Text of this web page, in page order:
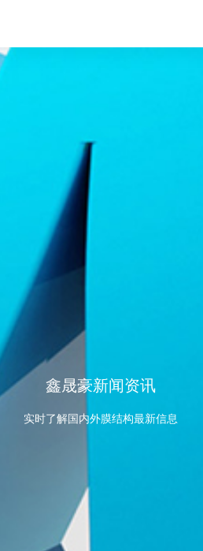
鑫晟豪新闻资讯
实时了解国内外膜结构最新信息